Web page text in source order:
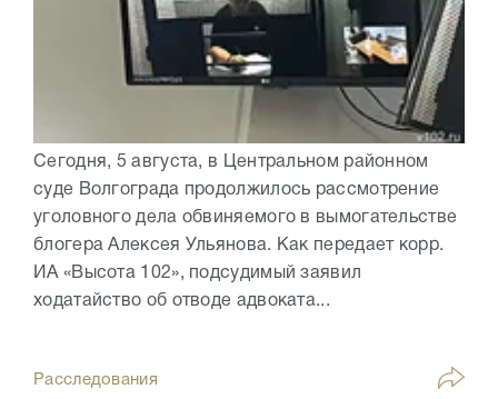
Сегодня, 5 августа, в Центральном районном
суде Волгограда продолжилось рассмотрение
уголовного дела обвиняемого в вымогательстве
блогера Алексея Ульянова. Как передает корр.
ИА «Высота 102», подсудимый заявил
ходатайство об отводе адвоката...
Расследования